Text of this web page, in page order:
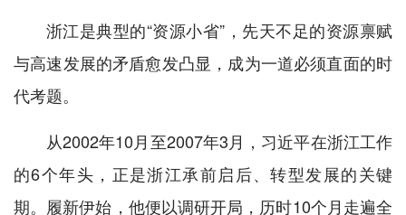
浙江是典型的“资源小省”，先天不足的资源禀赋
与高速发展的矛盾愈发凸显，成为一道必须直面的时
代考题。
从2002年10月至2007年3月，习近平在浙江工作
的6个年头，正是浙江承前启后、转型发展的关键
期。履新伊始，他便以调研开局，历时10个月走遍全